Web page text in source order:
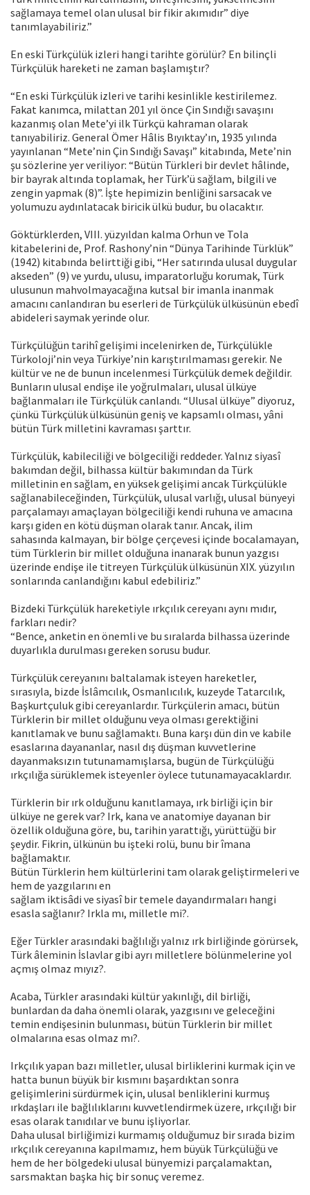
sağlamaya temel olan ulusal bir fikir akımıdır” diye
tanımlayabiliriz.”
En eski Türkçülük izleri hangi tarihte görülür? En bilinçli
Türkçülük hareketi ne zaman başlamıştır?
“En eski Türkçülük izleri ve tarihi kesinlikle kestirilemez.
Fakat kanımca, milattan 201 yıl önce Çin Sındığı savaşını
kazanmış olan Mete’yi ilk Türkçü kahraman olarak
tanıyabiliriz. General Ömer Hâlis Bıyıktay’ın, 1935 yılında
yayınlanan “Mete’nin Çin Sındığı Savaşı” kitabında, Mete’nin
şu sözlerine yer veriliyor: “Bütün Türkleri bir devlet hâlinde,
bir bayrak altında toplamak, her Türk’ü sağlam, bilgili ve
zengin yapmak (8)”. İşte hepimizin benliğini sarsacak ve
yolumuzu aydınlatacak biricik ülkü budur, bu olacaktır.
Göktürklerden, VIII. yüzyıldan kalma Orhun ve Tola
kitabelerini de, Prof. Rashony’nin “Dünya Tarihinde Türklük”
(1942) kitabında belirttiği gibi, “Her satırında ulusal duygular
akseden” (9) ve yurdu, ulusu, imparatorluğu korumak, Türk
ulusunun mahvolmayacağına kutsal bir imanla inanmak
amacını canlandıran bu eserleri de Türkçülük ülküsünün ebedî
abideleri saymak yerinde olur.
Türkçülüğün tarihî gelişimi incelenirken de, Türkçülükle
Türkoloji’nin veya Türkiye’nin karıştırılmaması gerekir. Ne
kültür ve ne de bunun incelenmesi Türkçülük demek değildir.
Bunların ulusal endişe ile yoğrulmaları, ulusal ülküye
bağlanmaları ile Türkçülük canlandı. “Ulusal ülküye” diyoruz,
çünkü Türkçülük ülküsünün geniş ve kapsamlı olması, yâni
bütün Türk milletini kavraması şarttır.
Türkçülük, kabileciliği ve bölgeciliği reddeder. Yalnız siyasî
bakımdan değil, bilhassa kültür bakımından da Türk
milletinin en sağlam, en yüksek gelişimi ancak Türkçülükle
sağlanabileceğinden, Türkçülük, ulusal varlığı, ulusal bünyeyi
parçalamayı amaçlayan bölgeciliği kendi ruhuna ve amacına
karşı giden en kötü düşman olarak tanır. Ancak, ilim
sahasında kalmayan, bir bölge çerçevesi içinde bocalamayan,
tüm Türklerin bir millet olduğuna inanarak bunun yazgısı
üzerinde endişe ile titreyen Türkçülük ülküsünün XIX. yüzyılın
sonlarında canlandığını kabul edebiliriz.”
Bizdeki Türkçülük hareketiyle ırkçılık cereyanı aynı mıdır,
farkları nedir?
“Bence, anketin en önemli ve bu sıralarda bilhassa üzerinde
duyarlıkla durulması gereken sorusu budur.
Türkçülük cereyanını baltalamak isteyen hareketler,
sırasıyla, bizde İslâmcılık, Osmanlıcılık, kuzeyde Tatarcılık,
Başkurtçuluk gibi cereyanlardır. Türkçülerin amacı, bütün
Türklerin bir millet olduğunu veya olması gerektiğini
kanıtlamak ve bunu sağlamaktı. Buna karşı dün din ve kabile
esaslarına dayananlar, nasıl dış düşman kuvvetlerine
dayanmaksızın tutunamamışlarsa, bugün de Türkçülüğü
ırkçılığa sürüklemek isteyenler öylece tutunamayacaklardır.
Türklerin bir ırk olduğunu kanıtlamaya, ırk birliği için bir
ülküye ne gerek var? Irk, kana ve anatomiye dayanan bir
özellik olduğuna göre, bu, tarihin yarattığı, yürüttüğü bir
şeydir. Fikrin, ülkünün bu işteki rolü, bunu bir îmana
bağlamaktır.
Bütün Türklerin hem kültürlerini tam olarak geliştirmeleri ve
hem de yazgılarını en
sağlam iktisâdi ve siyasî bir temele dayandırmaları hangi
esasla sağlanır? Irkla mı, milletle mi?.
Eğer Türkler arasındaki bağlılığı yalnız ırk birliğinde görürsek,
Türk âleminin İslavlar gibi ayrı milletlere bölünmelerine yol
açmış olmaz mıyız?.
Acaba, Türkler arasındaki kültür yakınlığı, dil birliği,
bunlardan da daha önemli olarak, yazgısını ve geleceğini
temin endişesinin bulunması, bütün Türklerin bir millet
olmalarına esas olmaz mı?.
Irkçılık yapan bazı milletler, ulusal birliklerini kurmak için ve
hatta bunun büyük bir kısmını başardıktan sonra
gelişimlerini sürdürmek için, ulusal benliklerini kurmuş
ırkdaşları ile bağlılıklarını kuvvetlendirmek üzere, ırkçılığı bir
esas olarak tanıdılar ve bunu işliyorlar.
Daha ulusal birliğimizi kurmamış olduğumuz bir sırada bizim
ırkçılık cereyanına kapılmamız, hem büyük Türkçülüğü ve
hem de her bölgedeki ulusal bünyemizi parçalamaktan,
sarsmaktan başka hiç bir sonuç veremez.